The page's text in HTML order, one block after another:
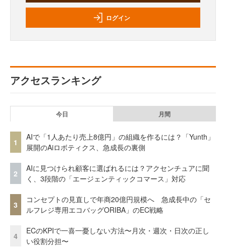
ログイン
アクセスランキング
今日 月間
1
AIで「1人あたり売上8億円」の組織を作るには？「Yunth」
展開のAiロボティクス、急成長の裏側
2
AIに見つけられ顧客に選ばれるには？アクセンチュアに聞
く、3段階の「エージェンティックコマース」対応
3
コンセプトの見直しで年商20億円規模へ 急成長中の「セ
ルフレジ専用エコバッグORIBA」のEC戦略
4
ECのKPIで一喜一憂しない方法〜月次・週次・日次の正し
い役割分担〜